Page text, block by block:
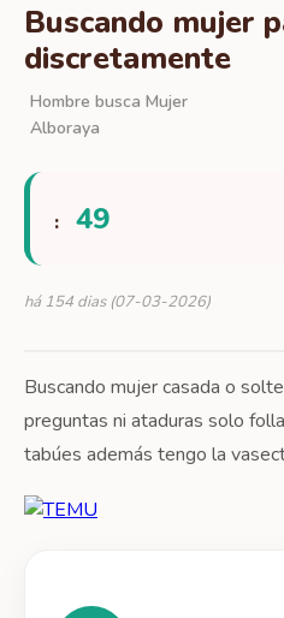
Buscando mujer
discretamente
Hombre busca Mujer
Alboraya
: 49
há 154 dias (07-03-2026)
Buscando mujer casada o
preguntas ni ataduras solo
tabúes además tengo la